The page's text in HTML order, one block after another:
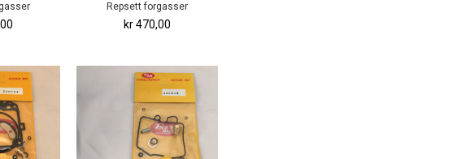
Repsett forgasser
kr 470,00